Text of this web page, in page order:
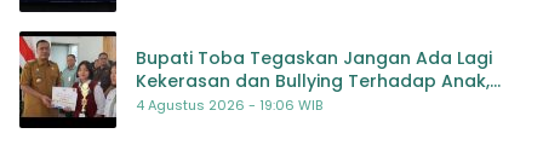
Bupati Toba Tegaskan Jangan Ada Lagi
Kekerasan dan Bullying Terhadap Anak,
Dorong Kolaborasi Seluruh Pihak
4 Agustus 2026 - 19:06 WIB